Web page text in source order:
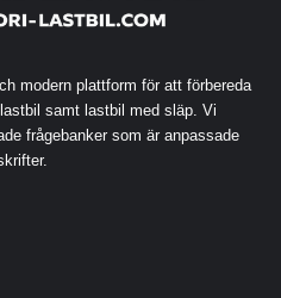
modern plattform för att förbereda
samt lastbil med släp. Vi
frågebanker som är anpassade